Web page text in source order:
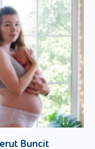
harus dipenuhi
Namun, popok bayi
jangka waktu yang
menggantinya agar
dilakukan dalam
ini lebih banyak
baru lahir lebih
tipis. Meskipun
waktu tersebut, lebih
Buncit